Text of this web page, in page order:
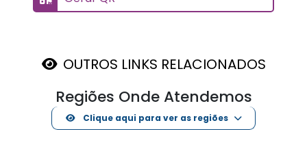
OUTROS LINKS RELACIONADOS
Regiões Onde Atendemos
Clique aqui para ver as regiões